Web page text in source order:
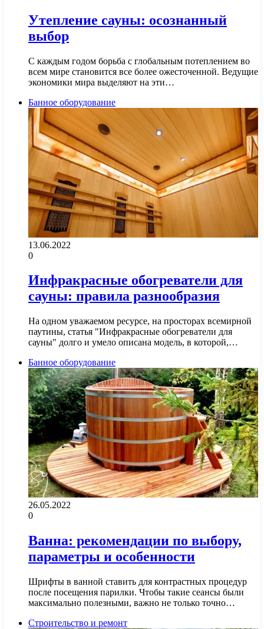
Утепление сауны: осознанный
выбор
С каждым годом борьба с глобальным потеплением во
всем мире становится все более ожесточенной. Ведущие
экономики мира выделяют на эти…
Банное оборудование
13.06.2022
0
Инфракрасные обогреватели для
сауны: правила разнообразия
На одном уважаемом ресурсе, на просторах всемирной
паутины, статья "Инфракрасные обогреватели для
сауны" долго и умело описана модель, в которой,…
Банное оборудование
26.05.2022
0
Ванна: рекомендации по выбору,
параметры и особенности
Шрифты в ванной ставить для контрастных процедур
после посещения парилки. Чтобы такие сеансы были
максимально полезными, важно не только точно…
Строительство и ремонт